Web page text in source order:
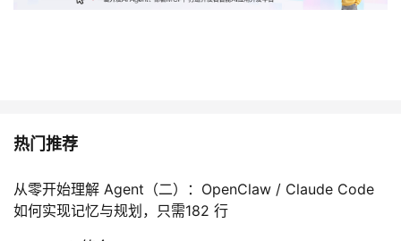
热门推荐
从零开始理解 Agent（二）：OpenClaw / Claude Code
如何实现记忆与规划，只需182 行